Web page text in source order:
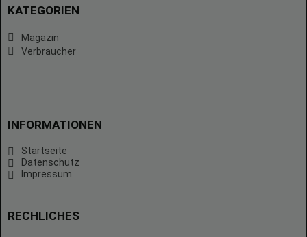
KATEGORIEN
Magazin
Verbraucher
INFORMATIONEN
Startseite
Datenschutz
Impressum
RECHLICHES